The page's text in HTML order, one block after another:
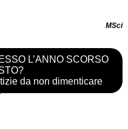
MSci
L’ANNO SCORSO
da non dimenticare